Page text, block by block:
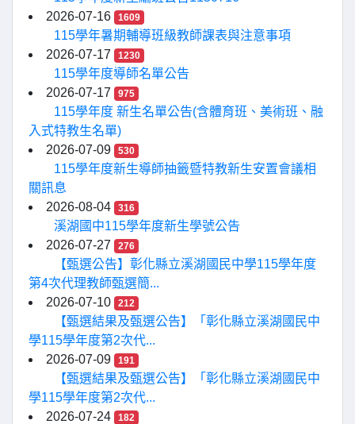
2026-07-16
1609
115學年暑期輔導班級教師課表與注意事項
2026-07-17
1230
115學年度導師名單公告
2026-07-17
975
115學年度 新生名單公告(含體育班、美術班、融
入式特教生名單)
2026-07-09
530
115學年度新生導師抽籤暨特教新生安置會議相
關訊息
2026-08-04
316
溪湖國中115學年度新生學號公告
2026-07-27
276
【甄選公告】彰化縣立溪湖國民中學115學年度
第4次代理教師甄選簡...
2026-07-10
212
【甄選結果及甄選公告】「彰化縣立溪湖國民中
學115學年度第2次代...
2026-07-09
191
【甄選結果及甄選公告】「彰化縣立溪湖國民中
學115學年度第2次代...
2026-07-24
182